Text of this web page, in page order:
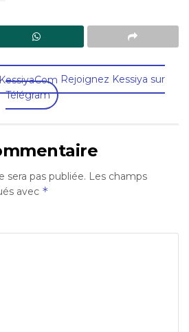
Rejoignez Kessiya sur
Télégram
sera pas publiée. Les champs
avec *